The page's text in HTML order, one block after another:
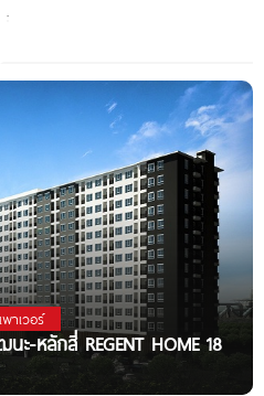
าเวอร์
ะ-หลักสี่ REGENT HOME 18